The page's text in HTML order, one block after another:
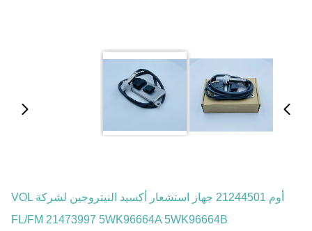
أوم 21244501 جهاز استشعار أكسيد النيتروجين لشركة VOL
FL/FM 21473997 5WK96664A 5WK96664B